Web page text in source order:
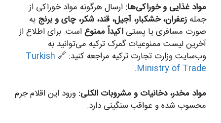
مواد غذایی و خوراکی‌ها: ارسال هرگونه مواد خوراکی از
جمله زعفران، خشکبار، آجیل، قند، شکر، چای و برنج به
صورت مسافری یا پستی اکیداً ممنوعاست. برای اطلاع از
آخرین لیست ممنوعیات گمرک ترکیه می‌توانید به
وب‌سایت وزارت تجارت ترکیه مراجعه کنید: 🔗 Turkish
Ministry of Trade
.
مواد مخدر، دخانیات و مشروبات الکلی: ورود این اقلام جرم
محسوب شده و عواقب سنگینی دارد.